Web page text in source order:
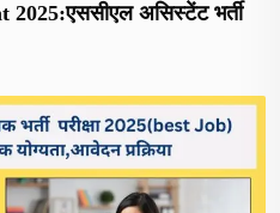
असिस्टेंट भर्ती